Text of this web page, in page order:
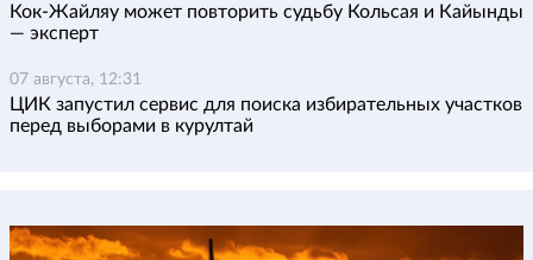
Кок-Жайляу может повторить судьбу Кольсая и Кайынды
— эксперт
07 августа, 12:31
ЦИК запустил сервис для поиска избирательных участков
перед выборами в курултай